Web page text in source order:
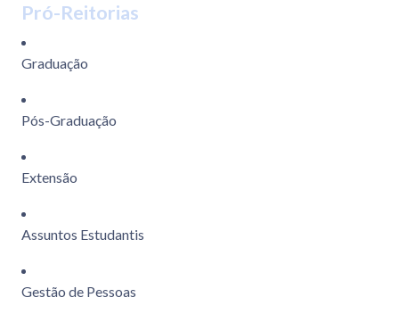
Pró-Reitorias
Graduação
Pós-Graduação
Extensão
Assuntos Estudantis
Gestão de Pessoas